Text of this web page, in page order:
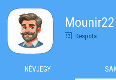
Mounir22
Despota
NÉVJEGY